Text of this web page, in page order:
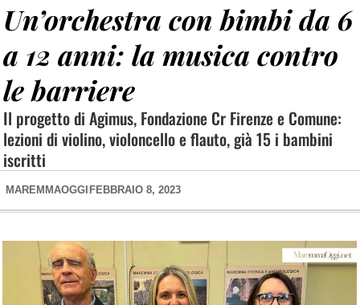
Un’orchestra con bimbi da 6
a 12 anni: la musica contro
le barriere
Il progetto di Agimus, Fondazione Cr Firenze e Comune:
lezioni di violino, violoncello e flauto, già 15 i bambini
iscritti
MAREMMAOGGI FEBBRAIO 8, 2023